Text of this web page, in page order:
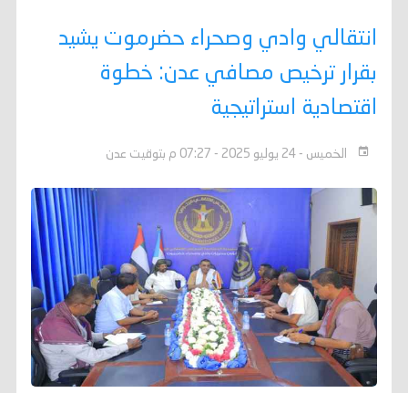
انتقالي وادي وصحراء حضرموت يشيد
بقرار ترخيص مصافي عدن: خطوة
اقتصادية استراتيجية
الخميس - 24 يوليو 2025 - 07:27 م بتوقيت عدن